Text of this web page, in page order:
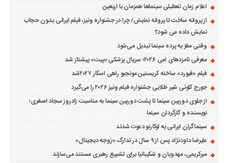
اعلام زمان تعطیلی سینماها همزمان با اربعین
از پروانه ساخت تا پروانه نمایش/ چرا در جشنواره ونیز، فیلم ایرانی بدون حجاب
نمایش داده می شود؟
وقتی مغز به پرده سینما تبدیل می‌شود
معرفی نامزدهای امی ۲۰۲۶؛ سریال پزشکی «پیت» پیشتاز شد
فیلم «فیورد» ساخته کریستین مونجیو راهی اسکار ۲۰۲۷شد
جورج کلونی شیر طلایی جشنواره فیلم ونیز ۲۰۲۶ را می‌گیرد
از جلوی دوربین سینما تا پشت دوربین سینما به مناسبت زادروز سجاد اصغری؛
نویسنده و کارگردان سینما
سینماگران ایرانی به لوکارنو دعوت شدند
علیرضا داودنژاد پس از ۹ سال در تدارک «زوجه دیجیتال»
میرکریمی، مهدویان و شکیبانیا برای تشییع رهبری مستند می‌سازند